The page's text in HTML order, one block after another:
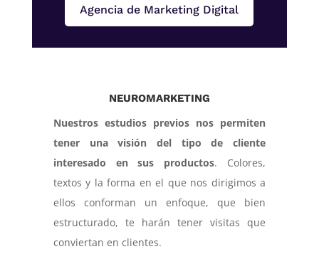
Agencia de Marketing Digital
NEUROMARKETING
Nuestros estudios previos nos permiten
tener una visión del tipo de cliente
interesado en sus productos. Colores,
textos y la forma en el que nos dirigimos a
ellos conforman un enfoque, que bien
estructurado, te harán tener visitas que
conviertan en clientes.